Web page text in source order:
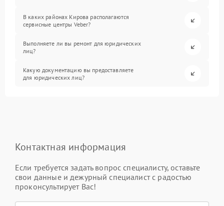
В каких районах Кирова располагаются
сервисные центры Veber?
Выполняете ли вы ремонт для юридических
лиц?
Какую документацию вы предоставляете
для юридических лиц?
Контактная информация
Если требуется задать вопрос специалисту, оставьте
свои данные и дежурный специалист с радостью
проконсультирует Вас!